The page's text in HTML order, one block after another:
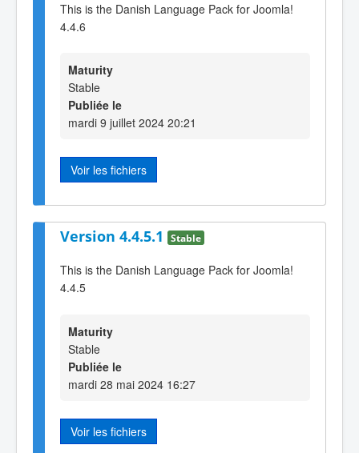
This is the Danish Language Pack for Joomla!
4.4.6
Maturity
Stable
Publiée le
mardi 9 juillet 2024 20:21
Voir les fichiers
Version 4.4.5.1 Stable
This is the Danish Language Pack for Joomla!
4.4.5
Maturity
Stable
Publiée le
mardi 28 mai 2024 16:27
Voir les fichiers